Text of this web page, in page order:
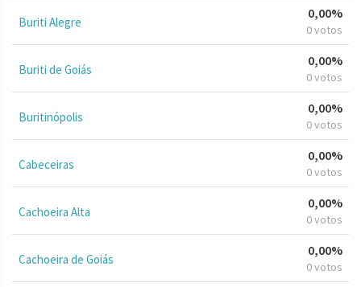
Buriti Alegre
0,00%
0 votos
Buriti de Goiás
0,00%
0 votos
Buritinópolis
0,00%
0 votos
Cabeceiras
0,00%
0 votos
Cachoeira Alta
0,00%
0 votos
Cachoeira de Goiás
0,00%
0 votos